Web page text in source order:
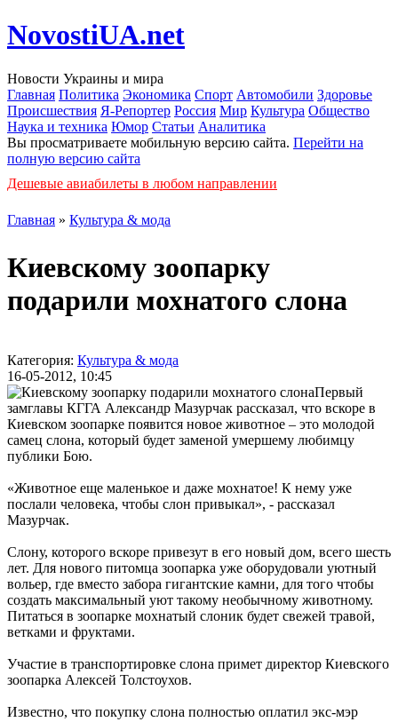
NovostiUA.net
Новости Украины и мира
Главная Политика Экономика Спорт Автомобили Здоровье
Происшествия Я-Репортер Россия Мир Культура Общество
Наука и техника Юмор Статьи Аналитика
Вы просматриваете мобильную версию сайта. Перейти на
полную версию сайта
Дешевые авиабилеты в любом направлении
Главная » Культура & мода
Киевскому зоопарку
подарили мохнатого слона
Категория: Культура & мода
16-05-2012, 10:45
Первый
замглавы КГГА Александр Мазурчак рассказал, что вскоре в
Киевском зоопарке появится новое животное – это молодой
самец слона, который будет заменой умершему любимцу
публики Бою.
«Животное еще маленькое и даже мохнатое! К нему уже
послали человека, чтобы слон привыкал», - рассказал
Мазурчак.
Слону, которого вскоре привезут в его новый дом, всего шесть
лет. Для нового питомца зоопарка уже оборудовали уютный
вольер, где вместо забора гигантские камни, для того чтобы
создать максимальный уют такому необычному животному.
Питаться в зоопарке мохнатый слоник будет свежей травой,
ветками и фруктами.
Участие в транспортировке слона примет директор Киевского
зоопарка Алексей Толстоухов.
Известно, что покупку слона полностью оплатил экс-мэр